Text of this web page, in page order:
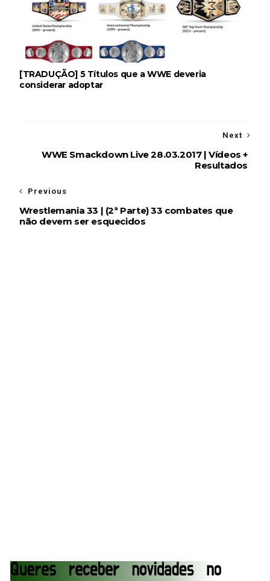
[TRADUÇÃO] 5 Títulos que a WWE deveria
considerar adoptar
Next
WWE Smackdown Live 28.03.2017 | Vídeos +
Resultados
Previous
Wrestlemania 33 | (2ª Parte) 33 combates que
não devem ser esquecidos